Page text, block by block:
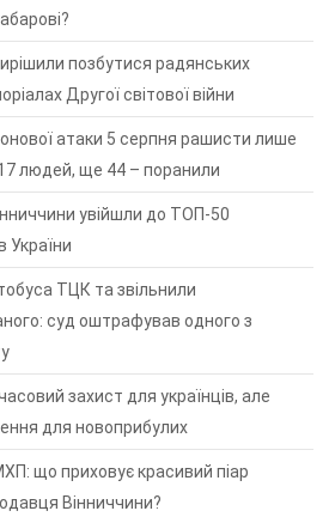
позбутися радянських
Другої світової війни
атаки 5 серпня рашисти лише
людей, ще 44 – поранили
увійшли до ТОП-50
України
ТЦК та звільнили
суд оштрафував одного з
захист для українців, але
для новоприбулих
що приховує красивий піар
Вінниччини?